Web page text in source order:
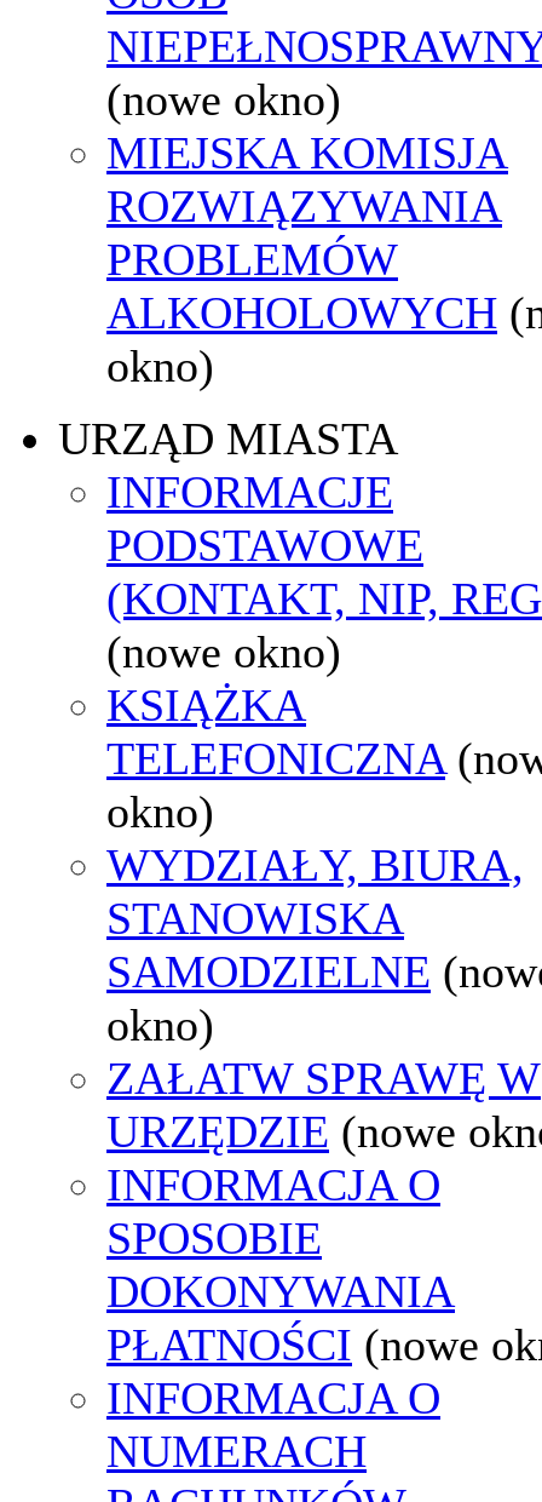
(nowe okno)
MIEJSKA KOMISJA
ROZWIĄZYWANIA
PROBLEMÓW
ALKOHOLOWYCH
okno)
URZĄD MIASTA
INFORMACJE
PODSTAWOWE
(KONTAKT, NIP,
(nowe okno)
KSIĄŻKA
TELEFONICZNA
okno)
WYDZIAŁY, BIURA,
STANOWISKA
SAMODZIELNE
okno)
ZAŁATW SPRAWĘ W
URZĘDZIE (nowe
INFORMACJA O
SPOSOBIE
DOKONYWANIA
PŁATNOŚCI (nowe
INFORMACJA O
NUMERACH